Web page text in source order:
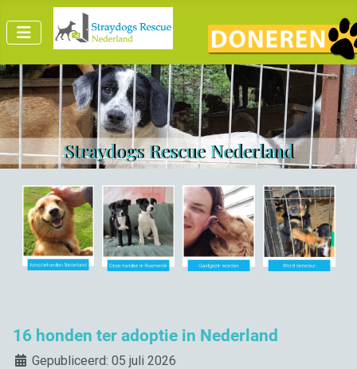
Straydogs Rescue Nederland
16 honden ter adoptie in Nederland
DetailsGepubliceerd: 05 juli 2026